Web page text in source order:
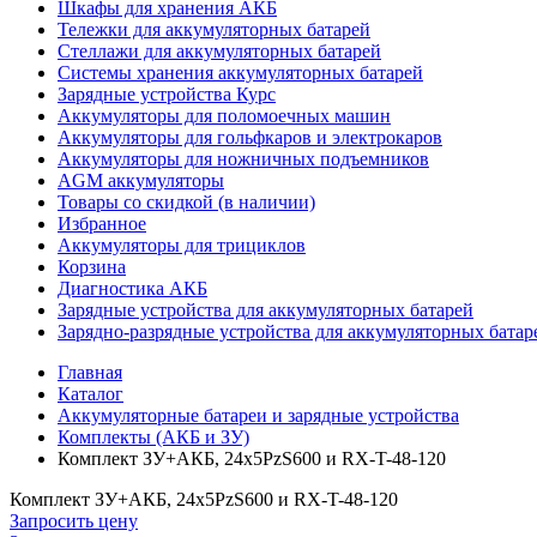
Шкафы для хранения АКБ
Тележки для аккумуляторных батарей
Стеллажи для аккумуляторных батарей
Системы хранения аккумуляторных батарей
Зарядные устройства Курс
Аккумуляторы для поломоечных машин
Аккумуляторы для гольфкаров и электрокаров
Аккумуляторы для ножничных подъемников
AGM аккумуляторы
Товары со скидкой (в наличии)
Избранное
Аккумуляторы для трициклов
Корзина
Диагностика АКБ
Зарядные устройства для аккумуляторных батарей
Зарядно-разрядные устройства для аккумуляторных
Главная
Каталог
Аккумуляторные батареи и зарядные устройства
Комплекты (АКБ и ЗУ)
Комплект ЗУ+АКБ, 24x5PzS600 и RX-T-48-120
Комплект ЗУ+АКБ, 24x5PzS600 и RX-T-48-120
Запросить цену